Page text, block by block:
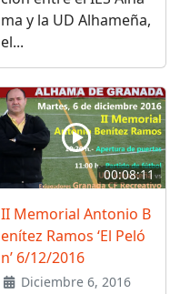
ma y la UD Alhameña,
el...
00:08:11
II Memorial Antonio B
enítez Ramos ‘El Peló
n’ 6/12/2016
Diciembre 6, 2016